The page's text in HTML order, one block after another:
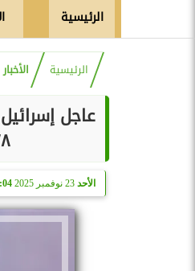
الرئيسية
الرئيسية الأخبار
٧٨ للمساعدات
الأحد 23 نوفمبر 2025